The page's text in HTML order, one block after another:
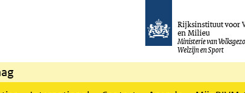
Rijksinstituut voor
en Milieu
Ministerie van
Welzijn en Sport